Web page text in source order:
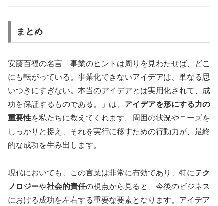
まとめ
安藤百福の名言「事業のヒントは周りを見わたせば、どこ
にも転がっている。事業化できないアイデアは、単なる思
いつきにすぎない。本当のアイデアとは実用化されて、成
功を保証するものである。」は、 アイデアを形にする力の
重要性を私たちに教えてくれます。周囲の状況やニーズを
しっかりと捉え、それを実行に移すための行動力が、最終
的な成功を生み出します。
現代においても、この言葉は非常に有効であり、特にテク
ノロジーや社会的責任の視点から見ると、今後のビジネス
における成功を左右する重要な要素となります。アイデア